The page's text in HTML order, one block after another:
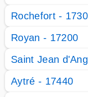
Rochefort -
Royan - 17200
Saint Jean
Aytré - 17440